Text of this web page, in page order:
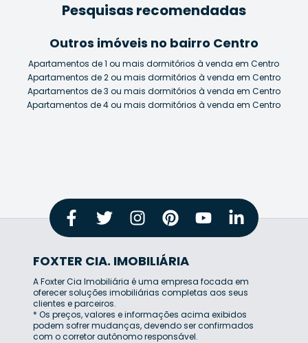
Pesquisas recomendadas
Outros imóveis no bairro Centro
Apartamentos de 1 ou mais dormitórios à venda em Centro
Apartamentos de 2 ou mais dormitórios à venda em Centro
Apartamentos de 3 ou mais dormitórios à venda em Centro
Apartamentos de 4 ou mais dormitórios à venda em Centro
FOXTER CIA. IMOBILIÁRIA
A Foxter Cia Imobiliária é uma empresa focada em
oferecer soluções imobiliárias completas aos seus
clientes e parceiros.
* Os preços, valores e informações acima exibidos
podem sofrer mudanças, devendo ser confirmados
com o corretor autônomo responsável.